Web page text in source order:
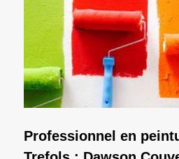
Professionnel en